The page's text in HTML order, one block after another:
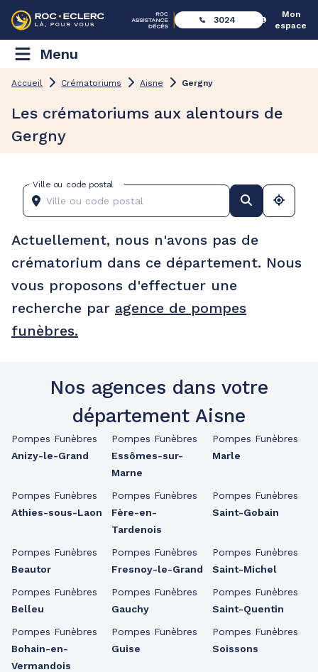
3024
Mon
espace
Menu
Accueil Crématoriums Aisne Gergny
Les crématoriums aux alentours de
Gergny
Ville ou code postal
Actuellement, nous n'avons pas de
crématorium dans ce département. Nous
vous proposons d'effectuer une
recherche par agence de pompes
funèbres.
Nos agences dans votre
département Aisne
Pompes Funèbres
Anizy-le-Grand
Pompes Funèbres
Athies-sous-Laon
Pompes Funèbres
Beautor
Pompes Funèbres
Belleu
Pompes Funèbres
Bohain-en-
Vermandois
Pompes Funèbres
Essômes-sur-
Marne
Pompes Funèbres
Fère-en-
Tardenois
Pompes Funèbres
Fresnoy-le-Grand
Pompes Funèbres
Gauchy
Pompes Funèbres
Guise
Pompes Funèbres
Marle
Pompes Funèbres
Saint-Gobain
Pompes Funèbres
Saint-Michel
Pompes Funèbres
Saint-Quentin
Pompes Funèbres
Soissons